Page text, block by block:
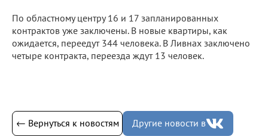
По областному центру 16 и 17 запланированных
контрактов уже заключены. В новые квартиры, как
ожидается, переедут 344 человека. В Ливнах заключено
четыре контракта, переезда ждут 13 человек.
← Вернуться к новостям Другие новости в